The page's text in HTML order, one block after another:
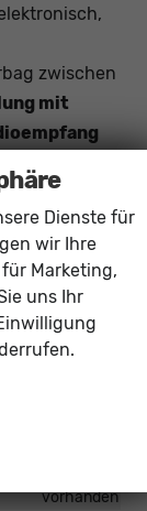
zwischen
mit
Start-Stopp-
verbautes
/
Maps
vorhanden
Dienste für
wir Ihre
Marketing,
uns Ihr